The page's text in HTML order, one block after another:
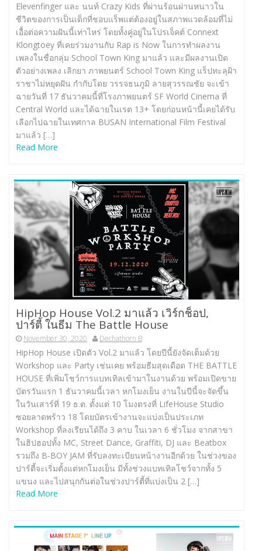
Elevenfinger และ นนท์ Crazy Kids ที่ผ่านร้อนผ่านหนาวใน
ชีวิตของการเป็นเด็กที่ชอบแร็พแต่ต้องอยู่ในสภาพแวดล้อมที่ไม่
เอื้อต่อความฝันนี้เท่าไหร่ โดยทั้งคู่อยู่ในโปรเจ็คต์ Connext
Klongtoey ที่เคยร่วมงานกับ Rap is Now ในการทำผลงาน
เพลงในชื่อกลุ่ม School Town King มาแล้ว และมีผลงานเปิด
ตัวอย่างเพลง เลิกยา ภาพยนตร์ School Town King แร็ปทะลุฝ้า
ราชาไม่หยุดฝัน กำกับโดย วรรจธนภูมิ ลายสุวรรณชัย จะเข้า
ฉายวันที่ 17 ธันวาคมนี้ที่โรงภาพยนตร์ SF World Cinema ที่
Central World และได้ฉายในเรต 13+ โดยก่อนหน้านี้เคยได้รับ
เลือกไปฉายในเทศกาล BUSAN International Film Festival
มาแล้ว […]
Read More
HipHop House Vol.2 มาแล้ว เวิร์กช็อป,
ปาร์ตี้ ในธีม The Battle House
November 30, 2020 Dechathorn B
HipHop House เปิดตัว Vol.2 มาแล้ว โดยปีนี้ยังจัดเต็มด้วย
Workshop และ Party เช่นเคย พร้อมธีมสุดเดือด THE BATTLE
HOUSE ที่เพิ่มโชว์การแบทเทิลเข้ามาในงานด้วย พร้อมเปิดขาย
บัตรวันแรก 1 ธันวาคมนี้เวลา หกโมงเย็น งานในปีนี้จะจัดขึ้น
ในวันเสาร์ที่ 19 ธ.ต. ตั้งแต่ 10 โมงตรงที่ LifeHouse Studio
ซอยลาดพร้าว 18 โดยบัตรเข้างานจะแบ่งเป็นประเภท
Workshop ที่ลงเรียนได้ถึง 3 คาบ ในเวลา 6 ชั่วโมง จากสาขา
ในฮิปฮอปทั้ง MC, Street Dance, Graffiti, DJ และ Beatbox
รวมถึง B-BOY JAM ที่รับลงทะเบียนหน้างานอีกด้วย ในช่วงของ
ปาร์ตี้จะเริ่มตั้งแต่หกโมงเย็น มีทั้งช่วงแบทเทิลโชว์จากทั้ง 5
แขนง และไปสนุกกันต่อในช่วงปาร์ตี้ที่แบ่งเป็น 2 […]
Read More